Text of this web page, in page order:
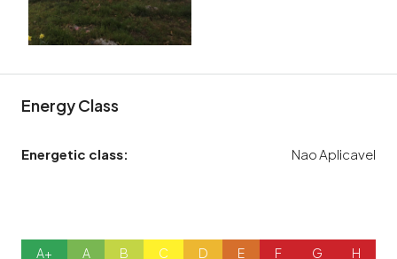
Energy Class
Energetic class: Nao Aplicavel
A+ A B C D E F G H